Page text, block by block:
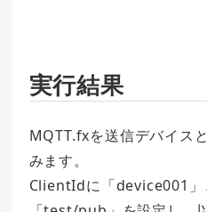
実行結果
MQTT.fxを送信デバイス
みます。
ClientIdに「device001